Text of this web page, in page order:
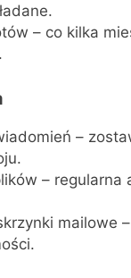
– co kilka
–
–
mailowe